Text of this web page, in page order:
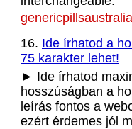
16. Ide írhatod a
75 karakter lehet!
► Ide írhatod
hosszúságban a
leírás fontos a
ezért érdemes jól